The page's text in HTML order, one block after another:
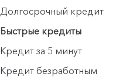
Долгосрочный кредит
Быстрые кредиты
Кредит за 5 минут
Кредит безработным